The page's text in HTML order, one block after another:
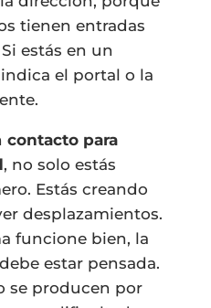
tienen entradas
estás en un
el portal o la
contacto para
, no solo estás
Estás creando
desplazamientos.
funcione bien, la
estar pensada.
se producen por